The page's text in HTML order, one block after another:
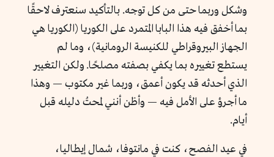
وشكل وربما حتى من كل توجه. بالتأكيد سنعترف لاحقًا
بما أخفق فيه هذا البابا المتمرد على الكوريا (الكوريا هي
الجهاز البيروقراطي للكنيسة الرومانية)، وما لم
يستطع تغييره بما يكفي بصفته مصلحًا. ولكن التغيير
الذي أحدثه قد يكون أعمق، وربما غير مكتوب — وهذا
ما أجرؤ على الأمل فيه — وأظن أنني لمحتُ دليله قبل
أيام.
في عيد الفصح، كنت في مانتوفا، شمال إيطاليا،